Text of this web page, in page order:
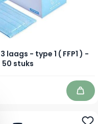
laags - type 1 ( FFP1 ) -
50 stuks
In